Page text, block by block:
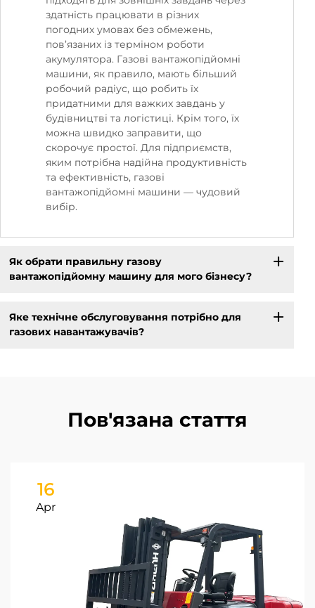
здатність працювати в різних
погодних умовах без обмежень,
пов’язаних із терміном роботи
акумулятора. Газові вантажопідйомні
машини, як правило, мають більший
робочий радіус, що робить їх
придатними для важких завдань у
будівництві та логістиці. Крім того, їх
можна швидко заправити, що
скорочує простої. Для підприємств,
яким потрібна надійна продуктивність
та ефективність, газові
вантажопідйомні машини — чудовий
вибір.
Як обрати правильну газову
вантажопідйомну машину для мого бізнесу?
Яке технічне обслуговування потрібно для
газових навантажувачів?
Пов'язана стаття
16
Apr